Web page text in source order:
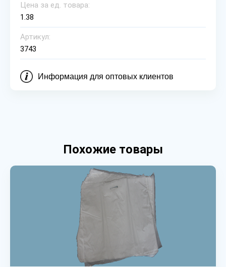
Цена за ед. товара:
1.38
Артикул:
3743
Информация для оптовых клиентов
Похожие товары